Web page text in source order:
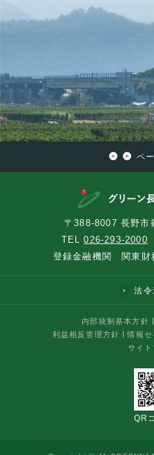
ペ
〒388-8007 長野市
TEL026-293-2000
登録金融機関 関東財
法令
内部統制基本方針
利益相反管理方針
情報セ
サイ
QR